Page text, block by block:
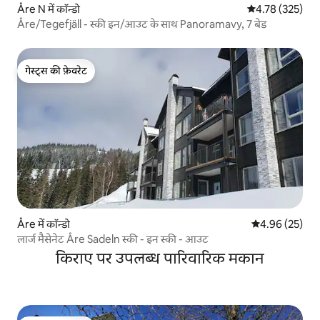
Åre N में कॉन्डो औसत रेटिंग 5 में से
4.78 (325)
Åre/Tegefjäll - स्की इन/आउट के साथ Panoramavy, 7 बेड
गेस्ट्स की फ़ेवरेट
गेस्ट्स की फ़ेवरेट
Åre में कॉन्डो औसत रेटिंग 5 में
4.96 (25)
लार्ज मैसेनेट Åre Sadeln स्की - इन स्की - आउट
किराए पर उपलब्ध पारिवारिक मकान